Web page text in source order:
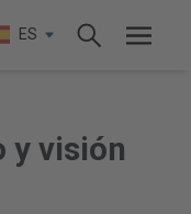
ES
y visión